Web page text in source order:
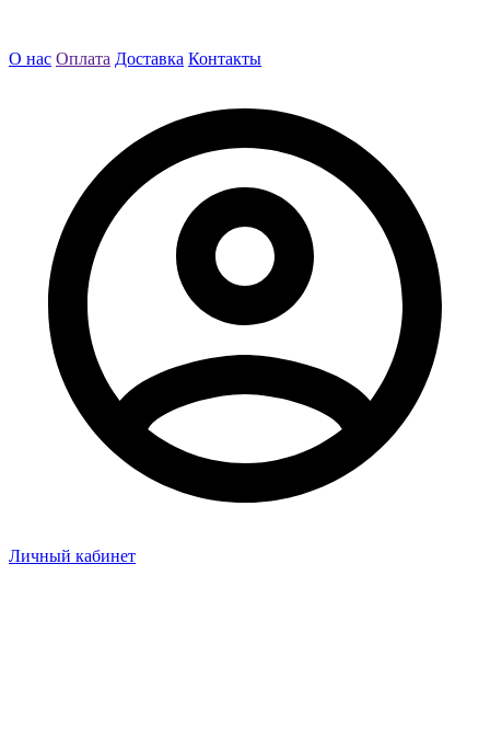
О нас Оплата Доставка Контакты
Личный кабинет